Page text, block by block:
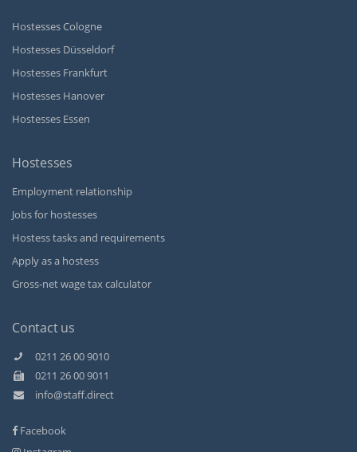
Hostesses Cologne
Hostesses Düsseldorf
Hostesses Frankfurt
Hostesses Hanover
Hostesses Essen
Hostesses
Employment relationship
Jobs for hostesses
Hostess tasks and requirements
Apply as a hostess
Gross-net wage tax calculator
Contact us
0211 26 00 9010
0211 26 00 9011
info@staff.direct
Facebook